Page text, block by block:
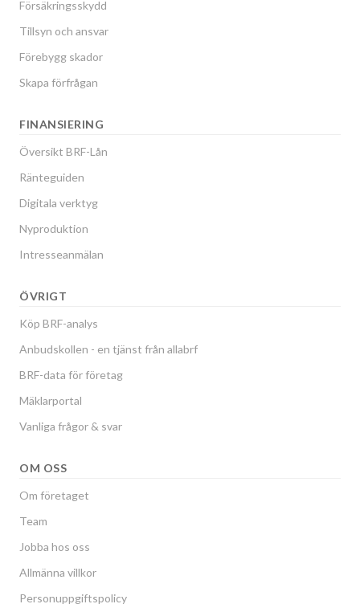
Försäkringsskydd
Tillsyn och ansvar
Förebygg skador
Skapa förfrågan
FINANSIERING
Översikt BRF-Lån
Ränteguiden
Digitala verktyg
Nyproduktion
Intresseanmälan
ÖVRIGT
Köp BRF-analys
Anbudskollen - en tjänst från allabrf
BRF-data för företag
Mäklarportal
Vanliga frågor & svar
OM OSS
Om företaget
Team
Jobba hos oss
Allmänna villkor
Personuppgiftspolicy